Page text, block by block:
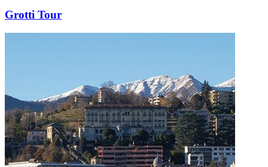
Grotti Tour